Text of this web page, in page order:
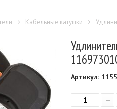
Кабельные катушки
Артикул:
–